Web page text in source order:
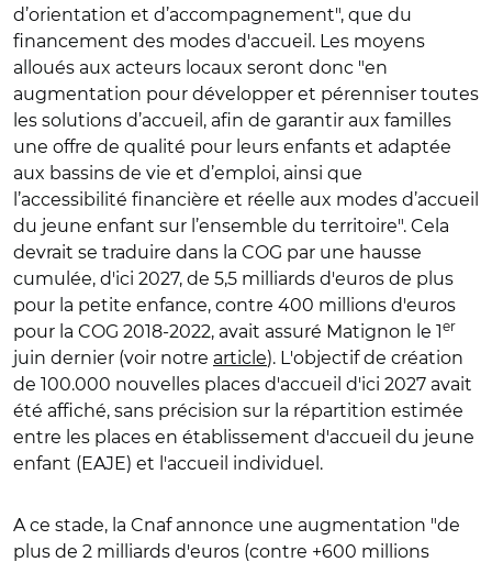
d’orientation et d’accompagnement", que du
financement des modes d'accueil. Les moyens
alloués aux acteurs locaux seront donc "en
augmentation pour développer et pérenniser toutes
les solutions d’accueil, afin de garantir aux familles
une offre de qualité pour leurs enfants et adaptée
aux bassins de vie et d’emploi, ainsi que
l’accessibilité financière et réelle aux modes d’accueil
du jeune enfant sur l’ensemble du territoire". Cela
devrait se traduire dans la COG par une hausse
cumulée, d'ici 2027, de 5,5 milliards d'euros de plus
pour la petite enfance, contre 400 millions d'euros
pour la COG 2018-2022, avait assuré Matignon le 1er
juin dernier (voir notre article). L'objectif de création
de 100.000 nouvelles places d'accueil d'ici 2027 avait
été affiché, sans précision sur la répartition estimée
entre les places en établissement d'accueil du jeune
enfant (EAJE) et l'accueil individuel.
A ce stade, la Cnaf annonce une augmentation "de
plus de 2 milliards d'euros (contre +600 millions